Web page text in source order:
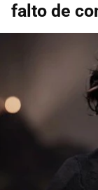
falto de